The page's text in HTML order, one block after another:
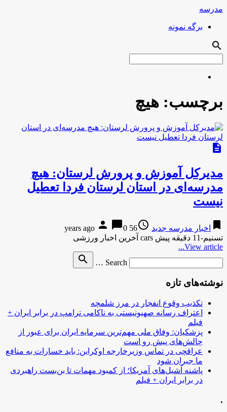
مدرسه
برگه نمونه
search
برچسب: هیچ
description
مدیرکل آموزش و پرورش لرستان: هیچ
مدرسه‌ای در استان لرستان فردا تعطیل
نیست
bookmark اخبار مدرسه جدید access_time
56 years ago
person chat_bubble0
تسنیم-11 دقیقه پیش cars آخرین اخبار ورزشی
View article...
Search …
search
نوشته‌های تازه
تکذیب وقوع انفجار در مرز شلمچه
اعتراف رسانه صهیونیستی به ناکامی ترامپ در برابر ایران +
فیلم
پزشکیان: وفاق ملی مهم‌ترین سرمایه ایران برای عبور از
چالش‌های پیش رو است
عراقچی در تماس وزیرخارجه اوکراین: باید خسارات به منافع
ما جبران شود
پاشنه آشیل‌های آمریکا؛ از کمبود مهمات تا بن‌بست راهبردی
در برابر ایران + فیلم
.